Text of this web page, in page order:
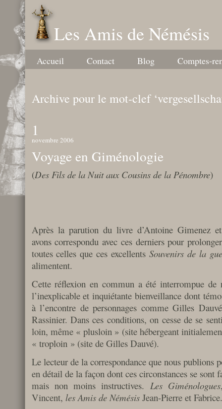
Les Amis de Némésis
Accueil Contact Blog Comptes-
Archive pour le mot-clef
1
novembre 2006
Voyage en Giménologie
(Des Fils de la Nuit aux Cousins de la Pénombre)
Après la parution du livre d’Antoine Gimenez
avons correspondu avec ces derniers pour
toutes celles que ces excellentsSouvenirs de la
alimentent.
Cette réflexion en commun a été interrompue
l’inexplicable et inquiétante bienveillance dont
à l’encontre de personnages comme Gilles
Rassinier. Dans ces conditions, on cesse de se
loin, même « plusloin » (site hébergeant
« troploin » (site de Gilles Dauvé).
Le lecteur de la correspondance que nous publions
en détail de la façon dont ces circonstances se sont
mais non moins instructives. Les Giménologues
Vincent, les Amis de NémésisJean-Pierre et Fabrice.